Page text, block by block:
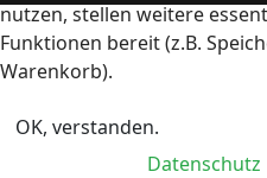
nutzen, stellen weitere
Funktionen bereit (z.B.
Warenkorb).
OK, verstanden.
Datenschutz